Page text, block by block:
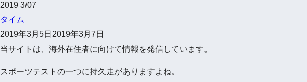
2019 3/07
タイム
2019年3月5日 2019年3月7日
当サイトは、海外在住者に向けて情報を発信しています。
スポーツテストの一つに持久走がありますよね。